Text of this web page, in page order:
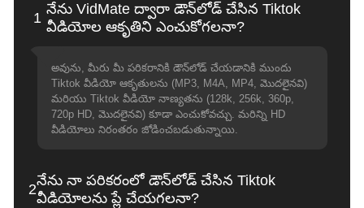
1
నేను VidMate ద్వారా డౌన్‌లోడ్ చేసిన Tiktok
వీడియోల ఆకృతిని ఎంచుకోగలనా?
అవును, మీరు మీ పరికరానికి డౌన్‌లోడ్ చేయడానికి ముందు
Tiktok వీడియో ఆకృతులను (MP3, M4A, MP4, మొదలైనవి)
మరియు Tiktok వీడియో నాణ్యతను (128k, 256k, 360p,
720p HD, మొదలైనవి) కూడా ఎంచుకోవచ్చు. మరిన్ని HD
వీడియోలు నిరంతరం జోడించబడుతున్నాయి.
2
నేను నా పరికరంలో డౌన్‌లోడ్ చేసిన Tiktok
వీడియోలను ప్లే చేయగలనా?